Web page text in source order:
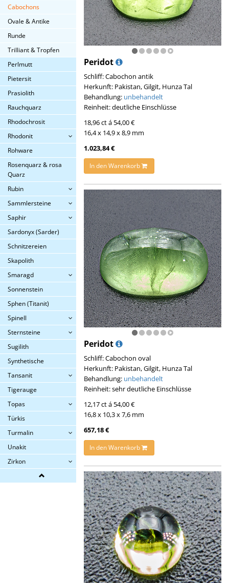
Cabochons
Ovale & Antike
Runde
Trilliant & Tropfen
Perlmutt
Pietersit
Prasiolith
Rauchquarz
Rhodochrosit
Rhodonit
Rohware
Rosenquarz & rosa
Quarz
Rubin
Sammlersteine
Saphir
Sardonyx (Sarder)
Schnitzereien
Skapolith
Smaragd
Sonnenstein
Sphen (Titanit)
Spinell
Sternsteine
Sugilith
Synthetische
Tansanit
Tigerauge
Topas
Türkis
Turmalin
Unakit
Zirkon
Peridot
Schliff: Cabochon antik
Herkunft: Pakistan, Gilgit, Hunza Tal
Behandlung: unbehandelt
Reinheit: deutliche Einschlüsse
18,96 ct á 54,00 €
16,4 x 14,9 x 8,9 mm
1.023,84 €
In den Warenkorb
Peridot
Schliff: Cabochon oval
Herkunft: Pakistan, Gilgit, Hunza Tal
Behandlung: unbehandelt
Reinheit: sehr deutliche Einschlüsse
12,17 ct á 54,00 €
16,8 x 10,3 x 7,6 mm
657,18 €
In den Warenkorb